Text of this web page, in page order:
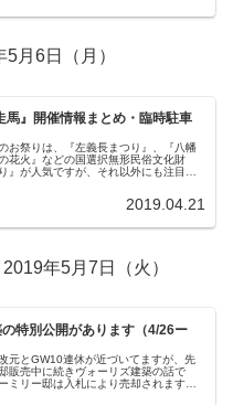
月6日（月）
馬』開催情報まとめ・臨時駐車
お祭りは、『左義長まつり』、『八幡
花火』などの国選択無形民俗文化財
』が人気ですが、それ以外にも注目の
2019.04.21
年5月7日（火）
特別公開があります（4/26ー
元とGW10連休が近づいてますが、先
販売中に続きヴォーリズ建築の話で
ミリー邸は入札により売却されますと